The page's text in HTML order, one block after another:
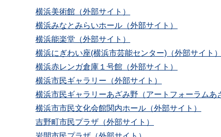
横浜美術館（外部サイト）
横浜みなとみらいホール（外部サイト）
横浜能楽堂（外部サイト）
横浜にぎわい座(横浜市芸能センター)（外部サイト）
横浜赤レンガ倉庫１号館（外部サイト）
横浜市民ギャラリー（外部サイト）
横浜市民ギャラリーあざみ野（アートフォーラムあ
横浜市市民文化会館関内ホール（外部サイト）
吉野町市民プラザ（外部サイト）